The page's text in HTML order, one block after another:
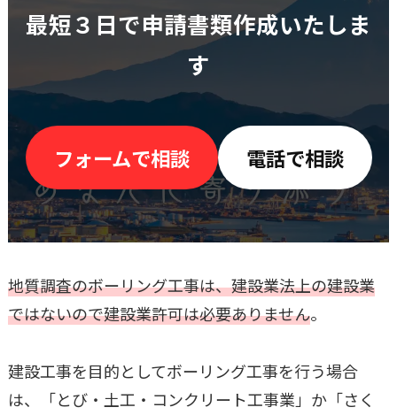
最短３日で申請書類作成いたしま
す
フォームで相談 電話で相談
地質調査のボーリング工事は、建設業法上の建設業
ではないので建設業許可は必要ありません。
建設工事を目的としてボーリング工事を行う場合
は、「とび・土工・コンクリート工事業」か「さく